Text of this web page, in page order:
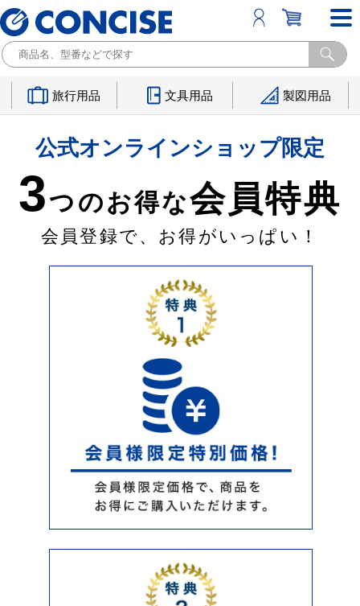
旅行用品 文具用品 製図用品
公式オンラインショップ限定
3つのお得な会員特典
会員登録で、お得がいっぱい！